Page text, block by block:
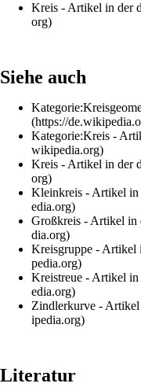
Kreis - Artikel in der
Siehe auch
Kategorie:Kreis -
Kreis - Artikel in der
Kleinkreis - Artikel in
Großkreis - Artikel in
Kreisgruppe - Artikel
Kreistreue - Artikel in
Zindlerkurve - Artikel
Literatur